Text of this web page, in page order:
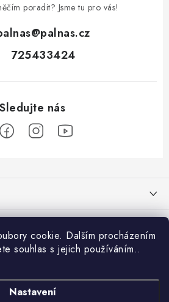
cookie. Dalším procházením
souhlas s jejich používáním..
Nastavení
poradit? Jsme tu pro vás!
@palnas.cz
725433424
údajů
Vyhledávání